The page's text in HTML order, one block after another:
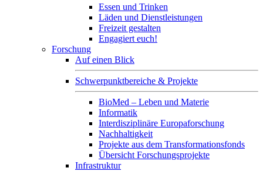
Essen und Trinken
Läden und Dienstleistungen
Freizeit gestalten
Engagiert euch!
Forschung
Auf einen Blick
Schwerpunktbereiche & Projekte
BioMed – Leben und Materie
Informatik
Interdisziplinäre Europaforschung
Nachhaltigkeit
Projekte aus dem Transformationsfonds
Übersicht Forschungsprojekte
Infrastruktur